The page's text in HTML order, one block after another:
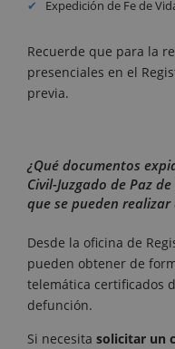
Expedición de Fe de
Recuerde que para la
presenciales en el
previa.
¿Qué documentos
Civil-Juzgado de Paz
que se pueden
Desde la oficina de
pueden obtener de
telemática certificados
defunción.
Si necesita solicitar un